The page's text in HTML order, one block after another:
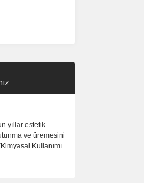
yıllar estetik
ve üremesini
Kullanımı